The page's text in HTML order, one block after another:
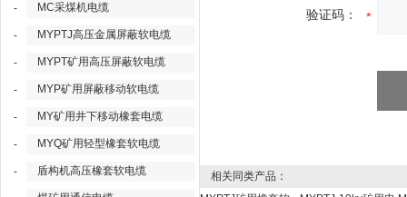
- MC采煤机电缆
- MYPTJ高压金属屏蔽软电缆
- MYPT矿用高压屏蔽软电缆
- MYP矿用屏蔽移动软电缆
- MY矿用井下移动橡套电缆
- MYQ矿用轻型橡套软电缆
- 盾构机高压橡套软电缆
验证码：
相关同类产品：